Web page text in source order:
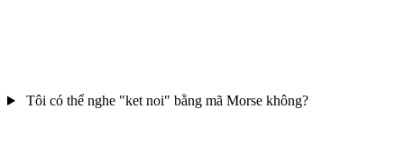
Tôi có thể nghe "ket noi" bằng mã Morse không?